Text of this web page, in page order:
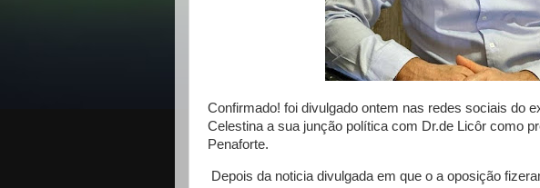
Confirmado! foi divulgado ontem nas redes sociais do
Celestina a sua junção política com Dr.de Licôr como
Penaforte.
Depois da noticia divulgada em que o a oposição